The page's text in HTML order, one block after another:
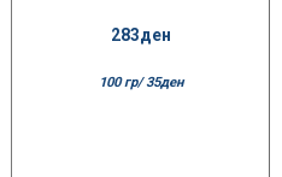
283ден
100 гр/ 35ден